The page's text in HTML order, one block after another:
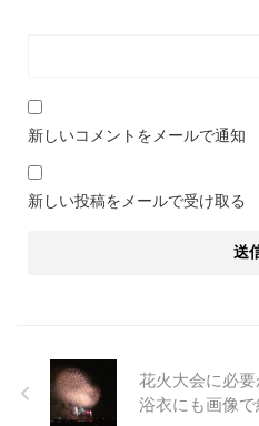
新しいコメントをメールで通知
新しい投稿をメールで受け取る
花火大会に必
浴衣にも画像で